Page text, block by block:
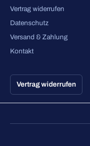
Vertrag widerrufen
Datenschutz
Versand & Zahlung
Kontakt
Vertrag widerrufen